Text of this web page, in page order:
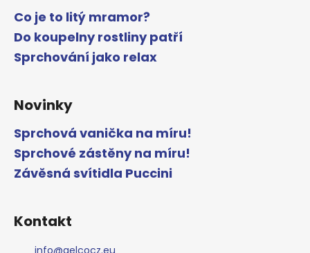
Co je to litý mramor?
Do koupelny rostliny patří
Sprchování jako relax
Novinky
Sprchová vanička na míru!
Sprchové zástěny na míru!
Závěsná svítidla Puccini
Kontakt